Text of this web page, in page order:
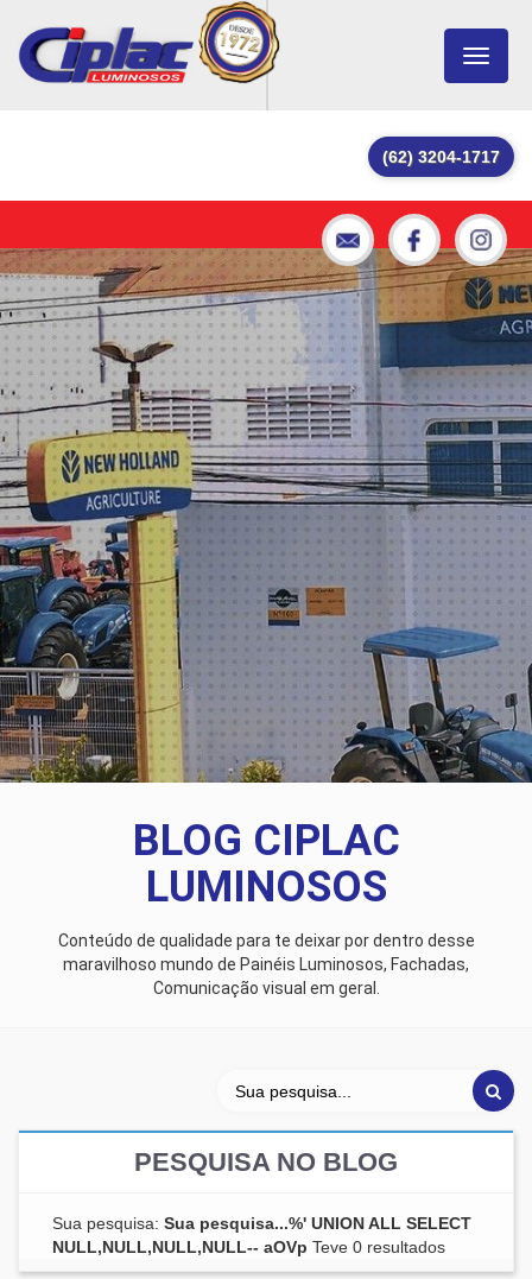
Toggle
(62) 3204-1717
BLOG CIPLAC
LUMINOSOS
Conteúdo de qualidade para te deixar por dentro desse
maravilhoso mundo de Painéis Luminosos, Fachadas,
Comunicação visual em geral.
PESQUISA NO BLOG
Sua pesquisa: Sua pesquisa...%' UNION ALL SELECT
NULL,NULL,NULL,NULL-- aOVp Teve 0 resultados